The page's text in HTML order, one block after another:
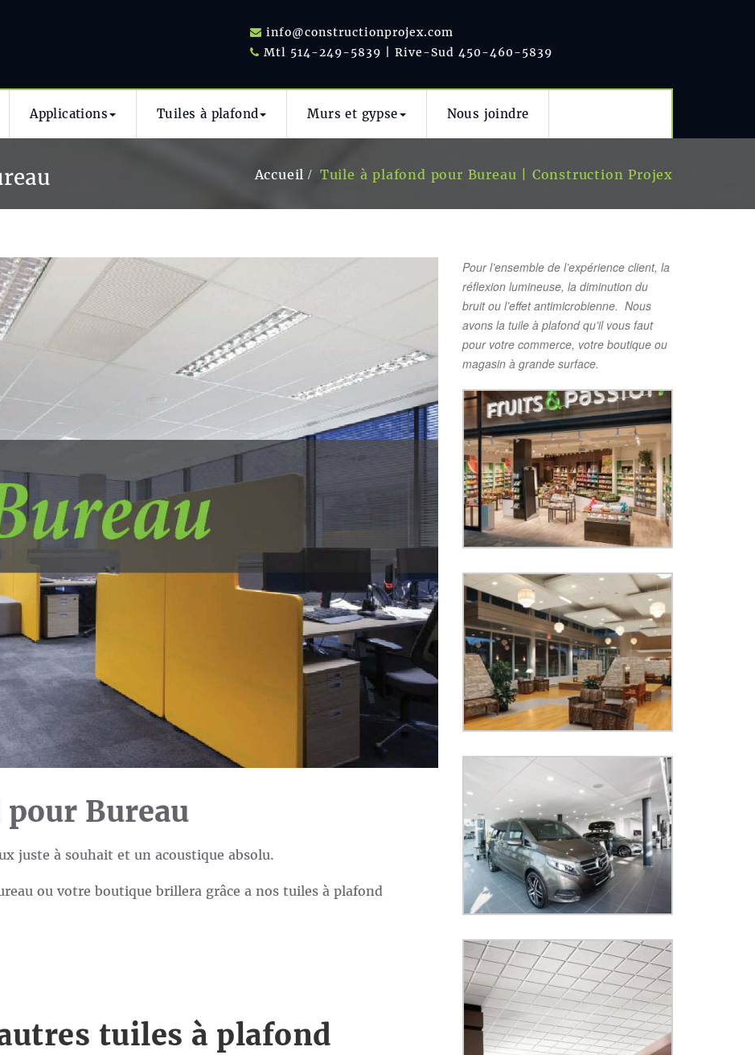
info@constructionprojex.com
Mtl 514-249-5839 | Rive-Sud 450-460-5839
Applications Tuiles à plafond Murs et gypse Nous joindre
Accueil Tuile à plafond pour Bureau | Construction Projex
Bureau
juste à souhait et un acoustique absolu.
ou votre boutique brillera grâce a nos tuiles à plafond
tuiles à plafond
Pour l’ensemble de l’expérience client, la
réflexion lumineuse, la diminution du
bruit ou l’effet antimicrobienne. Nous
avons la tuile à plafond qu’il vous faut
pour votre commerce, votre boutique ou
magasin à grande surface.